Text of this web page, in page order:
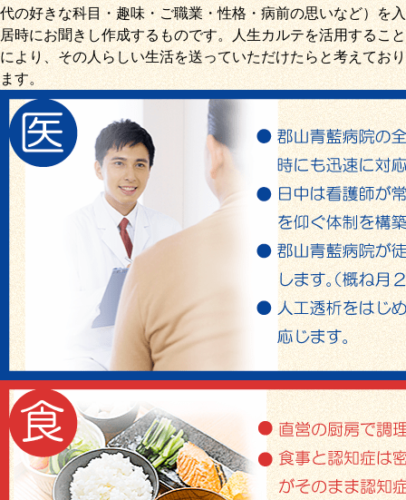
代の好きな科目・趣味・ご職業・性格・病前の思いなど）を入
居時にお聞きし作成するものです。人生カルテを活用すること
により、その人らしい生活を送っていただけたらと考えており
ます。